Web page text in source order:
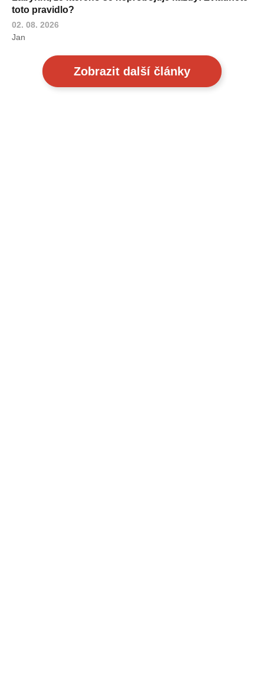
toto pravidlo?
02. 08. 2026
Jan
Zobrazit další články